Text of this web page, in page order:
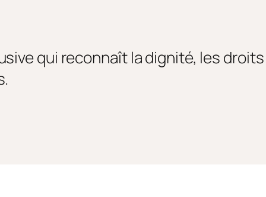
qui reconnaît la dignité, les